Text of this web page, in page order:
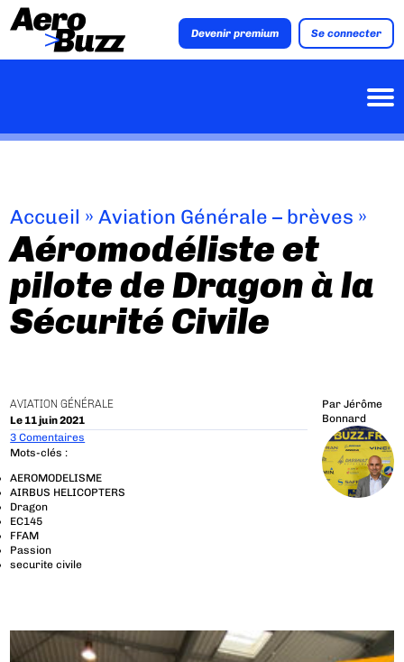
Devenir premium Se connecter
Accueil »Aviation Générale – brèves »
Aéromodéliste et
pilote de Dragon à la
Sécurité Civile
AVIATION GÉNÉRALE
Le 11 juin 2021
Par Jérôme
Bonnard
3 Comentaires
Mots-clés :
AEROMODELISME
AIRBUS HELICOPTERS
Dragon
EC145
FFAM
Passion
securite civile